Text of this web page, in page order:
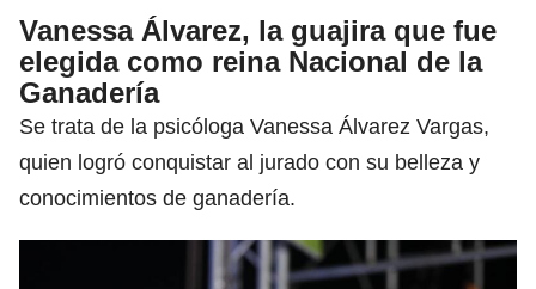
Vanessa Álvarez, la guajira que fue
elegida como reina Nacional de la
Ganadería
Se trata de la psicóloga Vanessa Álvarez Vargas,
quien logró conquistar al jurado con su belleza y
conocimientos de ganadería.